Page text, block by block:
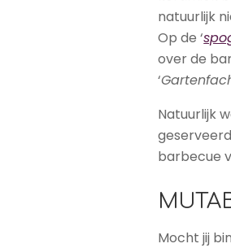
natuurlijk
Op de ‘
over de
‘
Natuurlijk
barbecue
Mocht jij